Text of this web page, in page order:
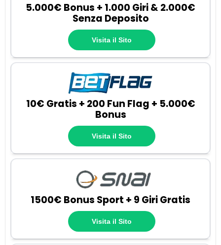
5.000€ Bonus + 1.000 Giri & 2.000€
Senza Deposito
Visita il Sito
10€ Gratis + 200 Fun Flag + 5.000€
Bonus
Visita il Sito
1500€ Bonus Sport + 9 Giri Gratis
Visita il Sito